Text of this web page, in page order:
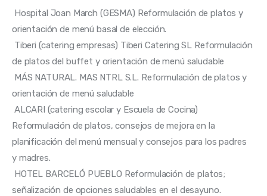
orientación de menú basal de elección.
de platos del buffet y orientación de menú saludable
orientación de menú saludable
Reformulación de platos, consejos de mejora en la
planificación del menú mensual y consejos para los padres
y madres.
señalización de opciones saludables en el desayuno.